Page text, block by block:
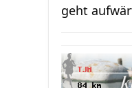
geht